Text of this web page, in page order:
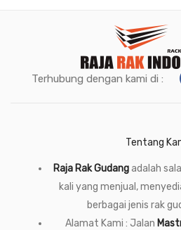
Terhubung dengan kami di :
Tentang
Raja Rak Gudangadalah
kali yang menjual,
berbagai jenis rak
Alamat Kami : Jalan